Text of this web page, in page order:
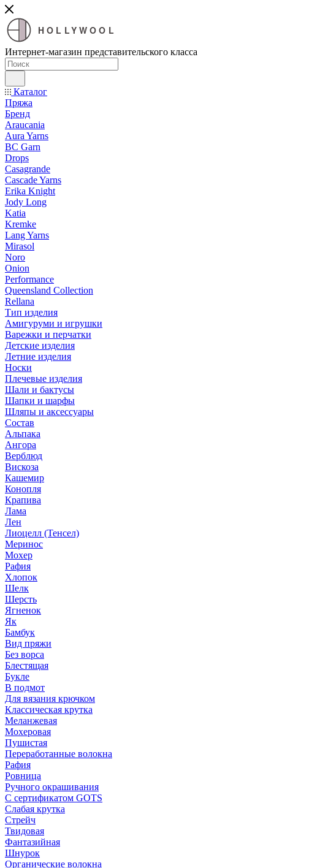
HOLLYWOOL
Интернет-магазин представительского класса
Каталог
Пряжа
Бренд
Araucania
Aura Yarns
BC Garn
Drops
Casagrande
Cascade Yarns
Erika Knight
Jody Long
Katia
Kremke
Lang Yarns
Mirasol
Noro
Onion
Performance
Queensland Collection
Rellana
Тип изделия
Амигуруми и игрушки
Варежки и перчатки
Детские изделия
Летние изделия
Носки
Плечевые изделия
Шали и бактусы
Шапки и шарфы
Шляпы и аксессуары
Состав
Альпака
Ангора
Верблюд
Вискоза
Кашемир
Конопля
Крапива
Лама
Лен
Лиоцелл (Тенсел)
Меринос
Мохер
Рафия
Хлопок
Шелк
Шерсть
Ягненок
Як
Бамбук
Вид пряжи
Без ворса
Блестящая
Букле
В подмот
Для вязания крючком
Классическая крутка
Меланжевая
Мохеровая
Пушистая
Переработанные волокна
Рафия
Ровница
Ручного окрашивания
С сертификатом GOTS
Слабая крутка
Стрейч
Твидовая
Фантазийная
Шнурок
Органические волокна